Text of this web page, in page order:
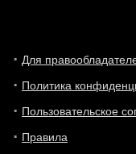
Для
Политика
Пользовательское
Правила